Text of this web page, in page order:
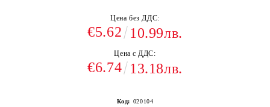
Цена без ДДС:
€5.62 10.99лв.
Цена с ДДС:
€6.74 13.18лв.
Код: 020104